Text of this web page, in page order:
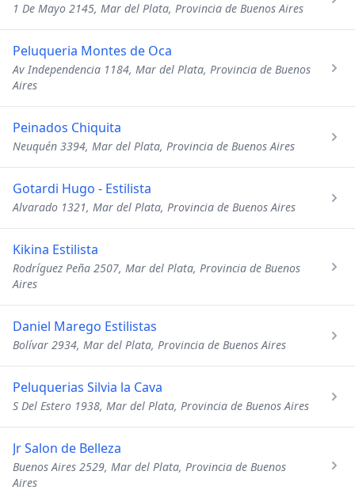
1 De Mayo 2145, Mar del Plata, Provincia de Buenos Aires
Peluqueria Montes de Oca
Av Independencia 1184, Mar del Plata, Provincia de Buenos
Aires
Peinados Chiquita
Neuquén 3394, Mar del Plata, Provincia de Buenos Aires
Gotardi Hugo - Estilista
Alvarado 1321, Mar del Plata, Provincia de Buenos Aires
Kikina Estilista
Rodríguez Peña 2507, Mar del Plata, Provincia de Buenos
Aires
Daniel Marego Estilistas
Bolívar 2934, Mar del Plata, Provincia de Buenos Aires
Peluquerias Silvia la Cava
S Del Estero 1938, Mar del Plata, Provincia de Buenos Aires
Jr Salon de Belleza
Buenos Aires 2529, Mar del Plata, Provincia de Buenos
Aires